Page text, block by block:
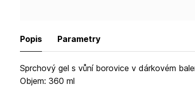
Popis Parametry
Sprchový gel s vůní borovice v dárkovém
Objem: 360 ml